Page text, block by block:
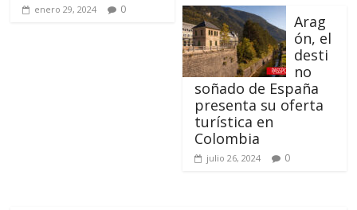
enero 29, 2024 0
Arag
ón, el
desti
no
soñado de España
presenta su oferta
turística en
Colombia
julio 26, 2024 0